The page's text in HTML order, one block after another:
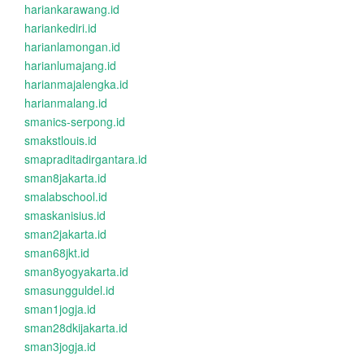
hariankarawang.id
hariankediri.id
harianlamongan.id
harianlumajang.id
harianmajalengka.id
harianmalang.id
smanics-serpong.id
smakstlouis.id
smapraditadirgantara.id
sman8jakarta.id
smalabschool.id
smaskanisius.id
sman2jakarta.id
sman68jkt.id
sman8yogyakarta.id
smasungguldel.id
sman1jogja.id
sman28dkijakarta.id
sman3jogja.id